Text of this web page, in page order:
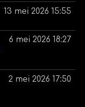
13 mei 2026 15:55
6 mei 2026 18:27
2 mei 2026 17:50